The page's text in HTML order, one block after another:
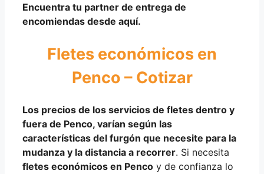
Encuentra tu partner de entrega de
encomiendas desde aquí.
Fletes económicos en
Penco – Cotizar
Los precios de los servicios de fletes dentro y
fuera de Penco, varían según las
características del furgón que necesite para la
mudanza y la distancia a recorrer. Si necesita
fletes económicos en Penco y de confianza lo